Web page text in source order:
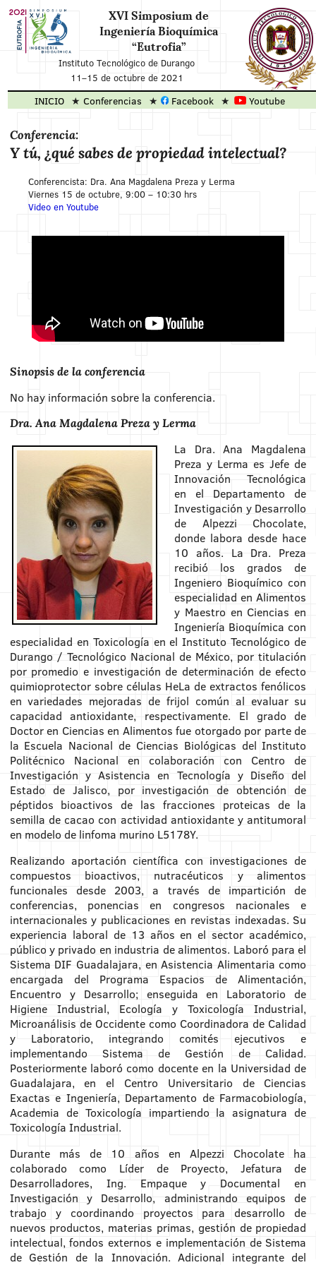
XVI Simposium de
Ingeniería Bioquímica
“Eutrofia”
Instituto Tecnológico de Durango
11–15 de octubre de 2021
INICIO Conferencias Facebook Youtube
Conferencia:
Y tú, ¿qué sabes de propiedad intelectual?
Conferencista: Dra. Ana Magdalena Preza y Lerma
Viernes 15 de octubre, 9:00 – 10:30 hrs
Video en Youtube
Sinopsis de la conferencia
No hay información sobre la conferencia.
Dra. Ana Magdalena Preza y Lerma
La Dra. Ana Magdalena
Preza y Lerma es Jefe de
Innovación Tecnológica
en el Departamento de
Investigación y Desarrollo
de Alpezzi Chocolate,
donde labora desde hace
10 años. La Dra. Preza
recibió los grados de
Ingeniero Bioquímico con
especialidad en Alimentos
y Maestro en Ciencias en
Ingeniería Bioquímica con
especialidad en Toxicología en el Instituto Tecnológico de
Durango / Tecnológico Nacional de México, por titulación
por promedio e investigación de determinación de efecto
quimioprotector sobre células HeLa de extractos fenólicos
en variedades mejoradas de frijol común al evaluar su
capacidad antioxidante, respectivamente. El grado de
Doctor en Ciencias en Alimentos fue otorgado por parte de
la Escuela Nacional de Ciencias Biológicas del Instituto
Politécnico Nacional en colaboración con Centro de
Investigación y Asistencia en Tecnología y Diseño del
Estado de Jalisco, por investigación de obtención de
péptidos bioactivos de las fracciones proteicas de la
semilla de cacao con actividad antioxidante y antitumoral
en modelo de linfoma murino L5178Y.
Realizando aportación científica con investigaciones de
compuestos bioactivos, nutracéuticos y alimentos
funcionales desde 2003, a través de impartición de
conferencias, ponencias en congresos nacionales e
internacionales y publicaciones en revistas indexadas. Su
experiencia laboral de 13 años en el sector académico,
público y privado en industria de alimentos. Laboró para el
Sistema DIF Guadalajara, en Asistencia Alimentaria como
encargada del Programa Espacios de Alimentación,
Encuentro y Desarrollo; enseguida en Laboratorio de
Higiene Industrial, Ecología y Toxicología Industrial,
Microanálisis de Occidente como Coordinadora de Calidad
y Laboratorio, integrando comités ejecutivos e
implementando Sistema de Gestión de Calidad.
Posteriormente laboró como docente en la Universidad de
Guadalajara, en el Centro Universitario de Ciencias
Exactas e Ingeniería, Departamento de Farmacobiología,
Academia de Toxicología impartiendo la asignatura de
Toxicología Industrial.
Durante más de 10 años en Alpezzi Chocolate ha
colaborado como Líder de Proyecto, Jefatura de
Desarrolladores, Ing. Empaque y Documental en
Investigación y Desarrollo, administrando equipos de
trabajo y coordinando proyectos para desarrollo de
nuevos productos, materias primas, gestión de propiedad
intelectual, fondos externos e implementación de Sistema
de Gestión de la Innovación. Adicional integrante del